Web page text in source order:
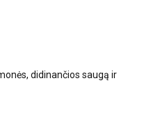
didinančios saugą ir